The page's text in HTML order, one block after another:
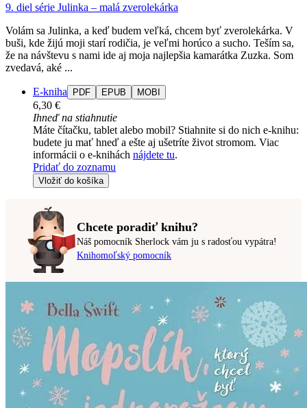
9. diel série Julinka – malá zverolekárka
Volám sa Julinka, a keď budem veľká, chcem byť zverolekárka. V
buši, kde žijú moji starí rodičia, je veľmi horúco a sucho. Teším sa,
že na návštevu s nami ide aj moja najlepšia kamarátka Zuzka. Som
zvedavá, aké ...
E-kniha PDF EPUB MOBI
6,30 €
Ihneď na stiahnutie
Máte čítačku, tablet alebo mobil? Stiahnite si do nich e-knihu:
budete ju mať hneď a ešte aj ušetríte život stromom. Viac
informácii o e-knihách nájdete tu.
Pridať do zoznamu
Vložiť do košíka
Chcete poradiť knihu?
Náš pomocník Sherlock vám ju s radosťou vypátra!
Knihomoľský pomocník